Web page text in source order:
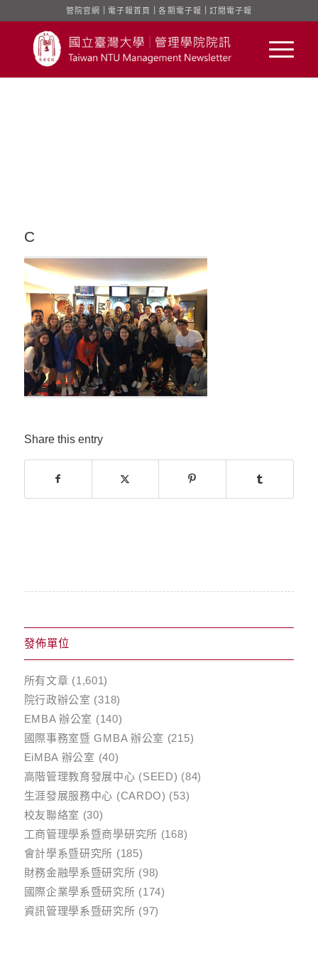
管院官網 電子報首頁 ｜各期電子報 訂閱電子報
C
Share this entry
發佈單位
所有文章 (1,601)
院行政辦公室 (318)
EMBA 辦公室 (140)
國際事務室暨 GMBA 辦公室 (215)
EiMBA 辦公室 (40)
高階管理教育發展中心 (SEED) (84)
生涯發展服務中心 (CARDO) (53)
校友聯絡室 (30)
工商管理學系暨商學研究所 (168)
會計學系暨研究所 (185)
財務金融學系暨研究所 (98)
國際企業學系暨研究所 (174)
資訊管理學系暨研究所 (97)